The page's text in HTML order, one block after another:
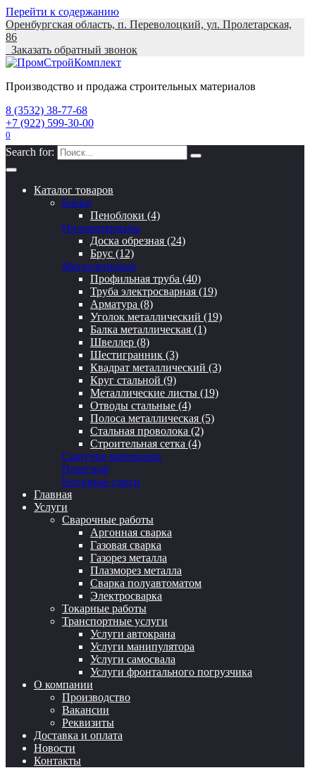
Перейти к содержанию
Оренбургская область, п. Переволоцкий, ул. Пролетарская,
86
Заказать обратный звонок
Производство и продажа строительных материалов
8 (3532) 38-77-68
+7 (922) 599-30-00
0
Search for:
Каталог товаров
Блоки
Пеноблоки (4)
Пиломатериалы
Доска обрезная (24)
Брус (12)
Металлопрокат
Профильная труба (40)
Труба электросварная (19)
Арматура (8)
Уголок металлический (19)
Балка металлическая (1)
Швеллер (8)
Шестигранник (3)
Квадрат металлический (3)
Круг стальной (9)
Металлические листы (19)
Отводы стальные (4)
Полоса металлическая (5)
Стальная проволока (2)
Строительная сетка (4)
Сыпучие материалы
Перегной
Бетонные смеси
Главная
Услуги
Сварочные работы
Аргонная сварка
Газовая сварка
Газорез металла
Плазморез металла
Сварка полуавтоматом
Электросварка
Токарные работы
Транспортные услуги
Услуги автокрана
Услуги манипулятора
Услуги самосвала
Услуги фронтального погрузчика
О компании
Производство
Вакансии
Реквизиты
Доставка и оплата
Новости
Контакты